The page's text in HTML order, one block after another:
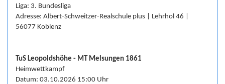
Liga: 3. Bundesliga
Adresse: Albert-Schweitzer-Realschule plus | Lehrhol 46 |
56077 Koblenz
TuS Leopoldshöhe - MT Melsungen 1861
Heimwettkampf
Datum: 03.10.2026 15:00 Uhr